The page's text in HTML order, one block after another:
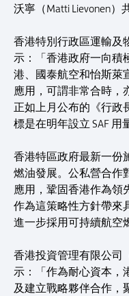
沃寧（Matti Lievonen）
香港特別行政區運輸及
示：「香港政府一向積
港、國泰航空和怡斯萊
應用，可謂非常合時，
正如上月公布的《行政
標是在明年設立 SAF 用
香港特區政府最新一份
燃油發展。公私營合作
應用，鞏固香港作為領
作為這策略性方針帶來
進一步採用可持續航空
香港投資管理有限公司
示：「作為耐心資本，
及建立戰略夥伴合作，